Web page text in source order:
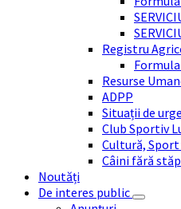
Registru
Resurse
ADPP
Situații de
Club Sportiv
Cultură,
Câini fără
Noutăți
De interes public